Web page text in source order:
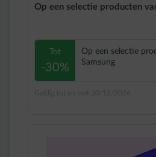
Op een selectie producten
Tot
-30%
Op een selectie
Samsung